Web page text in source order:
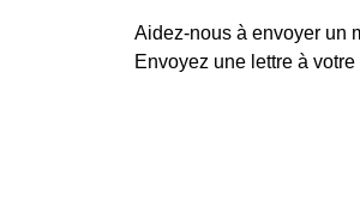
Aidez-nous à envoyer un
Envoyez une lettre à